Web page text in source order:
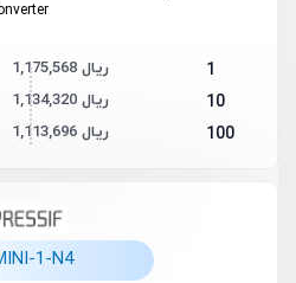
1 1,175,568 ریال
10 1,134,320 ریال
100 1,113,696 ریال
1-N4